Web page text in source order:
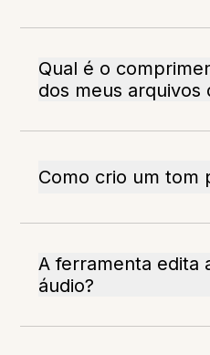
Qual é o
dos meus arquivos
Como crio um tom
A ferramenta edita
áudio?